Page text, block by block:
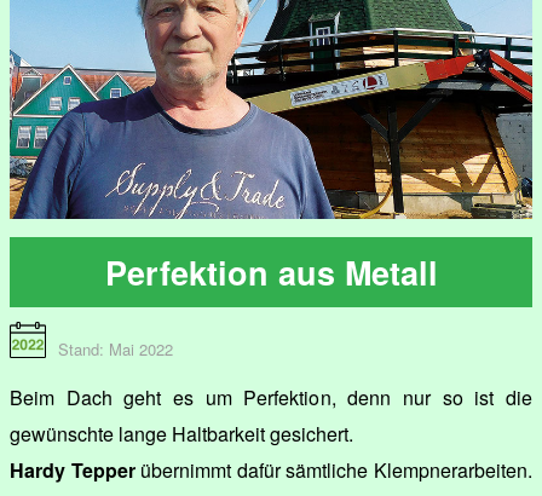
Perfektion aus Metall
Stand: Mai 2022
Beim Dach geht es um Perfektion, denn nur so ist die
gewünschte lange Haltbarkeit gesichert.
Hardy Tepperübernimmt dafür sämtliche Klempnerarbeiten.